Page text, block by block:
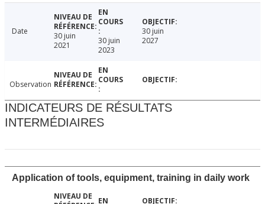
Date
30 juin
2021
30 juin
2023
30 juin
2027
Observation
INDICATEURS DE RÉSULTATS
INTERMÉDIAIRES
Application of tools, equipment, training in daily work